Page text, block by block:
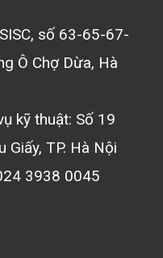
số 63-65-67-
Ô Chợ Dừa, Hà
kỹ thuật: Số 19
Giấy, TP. Hà Nội
3938 0045